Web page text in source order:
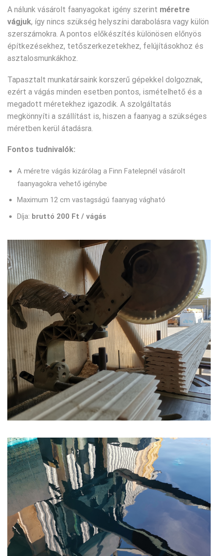
A nálunk vásárolt faanyagokat igény szerint méretre
vágjuk, így nincs szükség helyszíni darabolásra vagy külön
szerszámokra. A pontos előkészítés különösen előnyös
építkezésekhez, tetőszerkezetekhez, felújításokhoz és
asztalosmunkákhoz.
Tapasztalt munkatársaink korszerű gépekkel dolgoznak,
ezért a vágás minden esetben pontos, ismételhető és a
megadott méretekhez igazodik. A szolgáltatás
megkönnyíti a szállítást is, hiszen a faanyag a szükséges
méretben kerül átadásra.
Fontos tudnivalók:
A méretre vágás kizárólag a Finn Fatelepnél vásárolt
faanyagokra vehető igénybe
Maximum 12 cm vastagságú faanyag vágható
Díja: bruttó 200 Ft / vágás